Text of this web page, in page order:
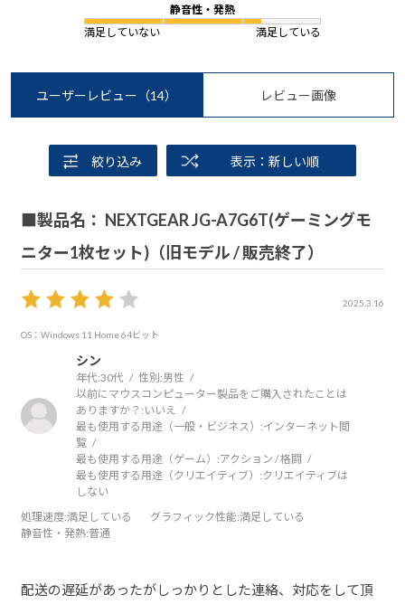
静音性・発熱
満足していない
満足している
ユーザーレビュー （14） レビュー画像
絞り込み 表示：新しい順
■製品名： NEXTGEAR JG-A7G6T(ゲーミングモ
ニター1枚セット)（旧モデル / 販売終了）
2025.3.16
OS：Windows 11 Home 64ビット
シン
年代:30代 性別:男性
以前にマウスコンピューター製品をご購入されたことは
ありますか？: いいえ
最も使用する用途（一般・ビジネス）:インターネット閲
覧
最も使用する用途（ゲーム）:アクション / 格闘
最も使用する用途（クリエイティブ）:クリエイティブは
しない
処理速度:満足している グラフィック性能:満足している
静音性・発熱:普通
配送の遅延があったがしっかりとした連絡、対応をして頂